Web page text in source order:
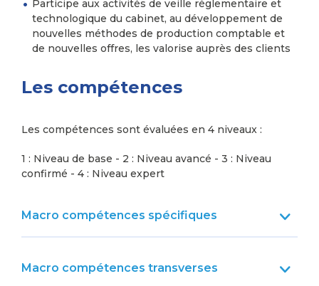
Participe aux activités de veille réglementaire et
technologique du cabinet, au développement de
nouvelles méthodes de production comptable et
de nouvelles offres, les valorise auprès des clients
Les compétences
Les compétences sont évaluées en 4 niveaux :
1 : Niveau de base - 2 : Niveau avancé - 3 : Niveau
confirmé - 4 : Niveau expert
Macro compétences spécifiques
Macro compétences transverses